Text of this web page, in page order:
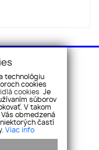
821 08 Bratislava
technológiu
cookies
cookies Je
súborov
V takom
obmedzená
častí
Viac info